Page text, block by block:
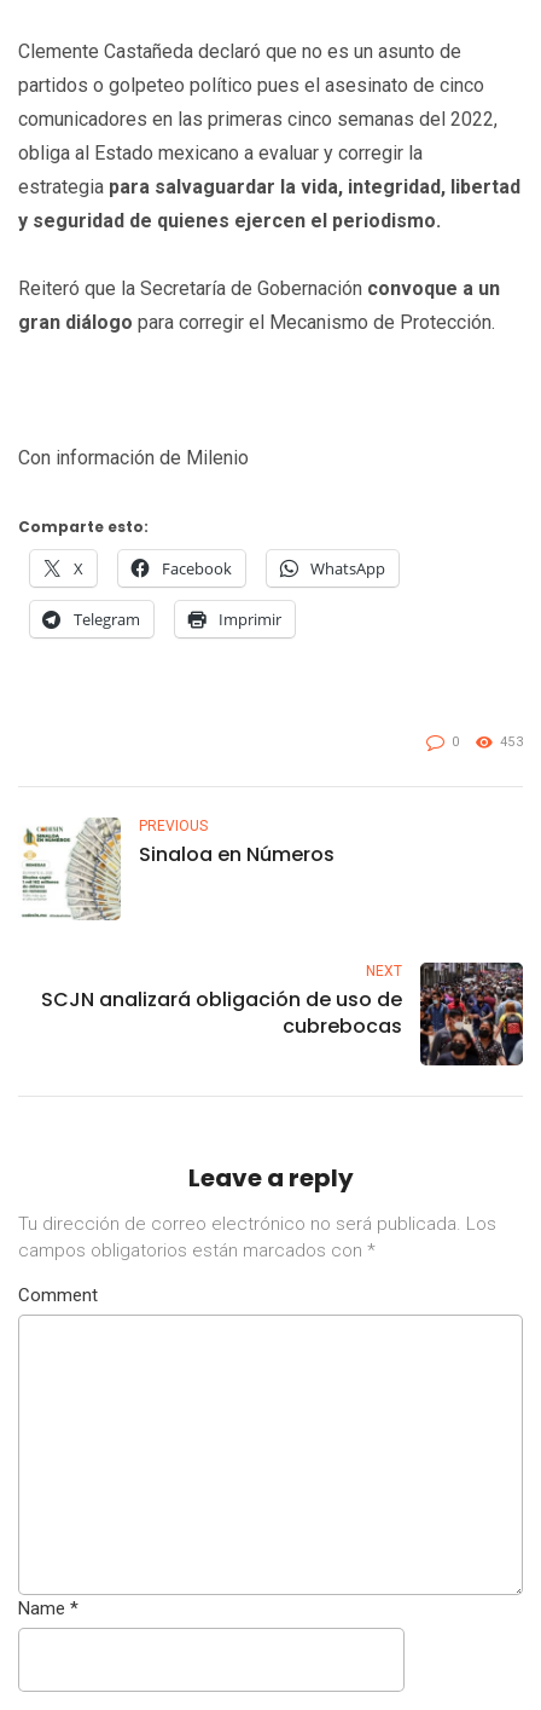
Clemente Castañeda declaró que no es un asunto de
partidos o golpeteo político pues el asesinato de cinco
comunicadores en las primeras cinco semanas del 2022,
obliga al Estado mexicano a evaluar y corregir la
estrategia para salvaguardar la vida, integridad, libertad
y seguridad de quienes ejercen el periodismo.
Reiteró que la Secretaría de Gobernación convoque a un
gran diálogo para corregir el Mecanismo de Protección.
Con información de Milenio
Comparte esto:
X Facebook WhatsApp
Telegram Imprimir
0 453
PREVIOUS
Sinaloa en Números
NEXT
SCJN analizará obligación de uso de
cubrebocas
Leave a reply
Tu dirección de correo electrónico no será publicada. Los
campos obligatorios están marcados con *
Comment
Name *